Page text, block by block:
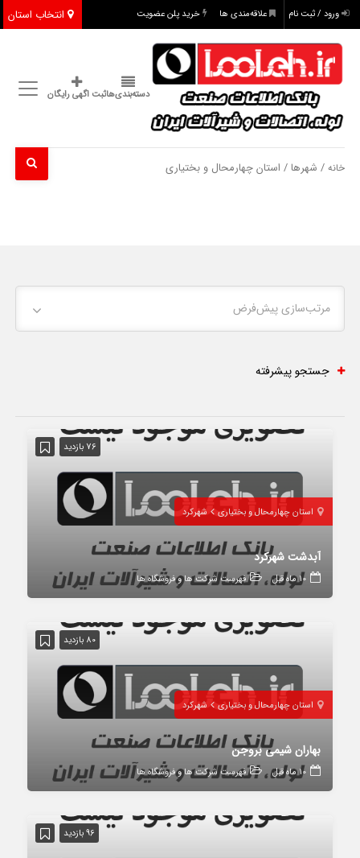
انتخاب استان ورود / ثبت نام علاقه‌مندی ها خرید پلن عضویت
دسته‌بندی‌هاثبت اگهی رایگان
خانه / شهرها / استان چهارمحال و بختیاری
مرتب‌سازی پیش‌فرض
جستجو پیشرفته
76 بازدید
استان چهارمحال و بختیاری شهرکرد
آبدشت شهرکرد
10 ماه قبل فهرست شرکت ها و فروشگاه ها
80 بازدید
استان چهارمحال و بختیاری شهرکرد
بهاران شیمی بروجن
10 ماه قبل فهرست شرکت ها و فروشگاه ها
96 بازدید